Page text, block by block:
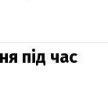
під час